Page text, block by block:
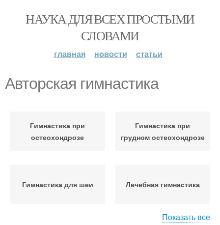
НАУКА ДЛЯ ВСЕХ ПРОСТЫМИ
СЛОВАМИ
главная новости статьи
Авторская гимнастика
Гимнастика при
остеохондрозе
Гимнастика при
грудном остеохондрозе
Гимнастика для шеи Лечебная гимнастика
Показать все